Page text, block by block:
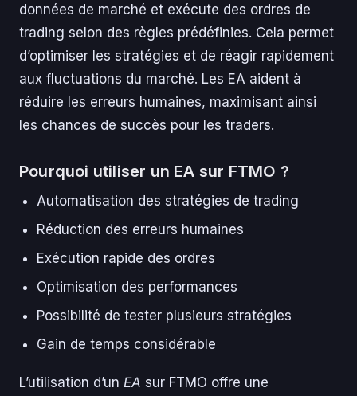
données de marché et exécute des ordres de
trading selon des règles prédéfinies. Cela permet
d’optimiser les stratégies et de réagir rapidement
aux fluctuations du marché. Les EA aident à
réduire les erreurs humaines, maximisant ainsi
les chances de succès pour les traders.
Pourquoi utiliser un EA sur FTMO ?
Automatisation des stratégies de trading
Réduction des erreurs humaines
Exécution rapide des ordres
Optimisation des performances
Possibilité de tester plusieurs stratégies
Gain de temps considérable
L’utilisation d’un EA sur FTMO offre une